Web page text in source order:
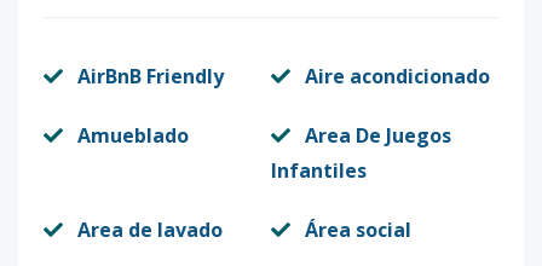
AirBnB Friendly Aire acondicionado
Amueblado
Area De Juegos
Infantiles
Area de lavado Área social